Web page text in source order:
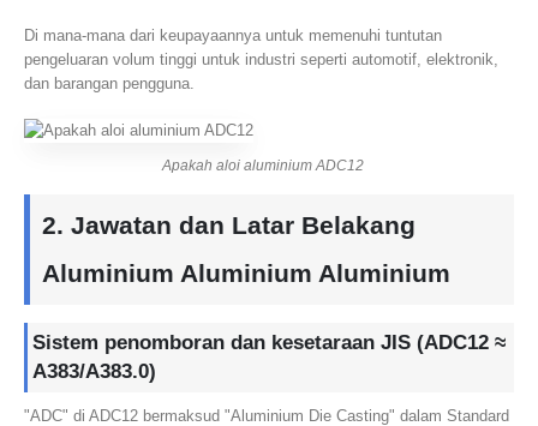
Di mana-mana dari keupayaannya untuk memenuhi tuntutan
pengeluaran volum tinggi untuk industri seperti automotif, elektronik,
dan barangan pengguna.
Apakah aloi aluminium ADC12
2. Jawatan dan Latar Belakang
Aluminium Aluminium Aluminium
Sistem penomboran dan kesetaraan JIS (ADC12 ≈
A383/A383.0)
"ADC" di ADC12 bermaksud "Aluminium Die Casting" dalam Standard